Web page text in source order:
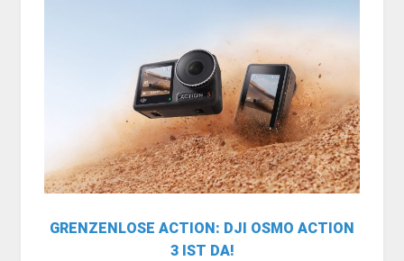
GRENZENLOSE ACTION: DJI OSMO ACTION
3 IST DA!